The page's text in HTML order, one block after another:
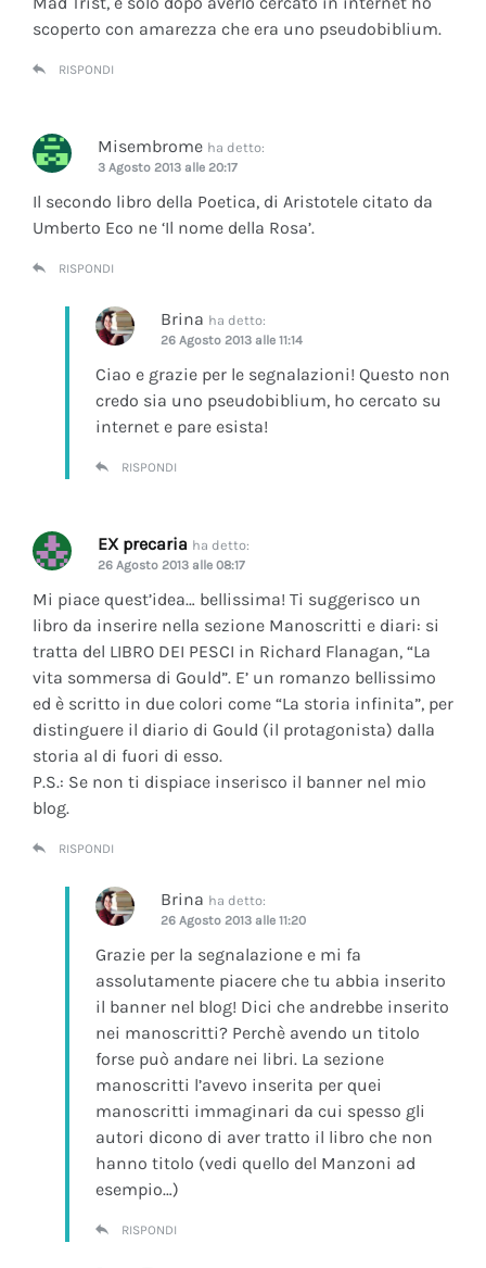
scoperto con amarezza che era uno pseudobiblium.
RISPONDI
Misembrome ha detto:
3 Agosto 2013 alle 20:17
Il secondo libro della Poetica, di Aristotele citato da
Umberto Eco ne ‘Il nome della Rosa’.
RISPONDI
Brina ha detto:
26 Agosto 2013 alle 11:14
Ciao e grazie per le segnalazioni! Questo non
credo sia uno pseudobiblium, ho cercato su
internet e pare esista!
RISPONDI
EX precaria ha detto:
26 Agosto 2013 alle 08:17
Mi piace quest’idea… bellissima! Ti suggerisco un
libro da inserire nella sezione Manoscritti e diari: si
tratta del LIBRO DEI PESCI in Richard Flanagan, “La
vita sommersa di Gould”. E’ un romanzo bellissimo
ed è scritto in due colori come “La storia infinita”, per
distinguere il diario di Gould (il protagonista) dalla
storia al di fuori di esso.
P.S.: Se non ti dispiace inserisco il banner nel mio
blog.
RISPONDI
Brina ha detto:
26 Agosto 2013 alle 11:20
Grazie per la segnalazione e mi fa
assolutamente piacere che tu abbia inserito
il banner nel blog! Dici che andrebbe inserito
nei manoscritti? Perchè avendo un titolo
forse può andare nei libri. La sezione
manoscritti l’avevo inserita per quei
manoscritti immaginari da cui spesso gli
autori dicono di aver tratto il libro che non
hanno titolo (vedi quello del Manzoni ad
esempio…)
RISPONDI